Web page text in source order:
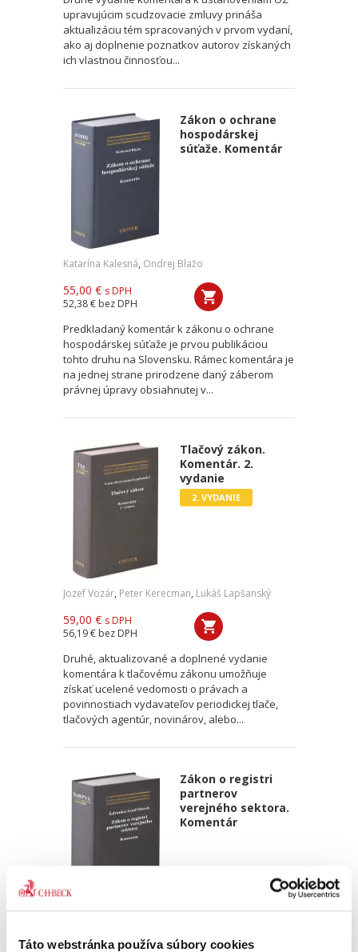
Táto webstránka používa súbory cookies
upravujúcim scudzovacie zmluvy prináša
aktualizáciu tém spracovaných v prvom vydaní,
ako aj doplnenie poznatkov autorov získaných
ich vlastnou činnosťou...
Zákon o ochrane
hospodárskej
súťaže. Komentár
Katarína Kalesná, Ondrej Blažo
55,00 € s DPH
52,38 € bez DPH
Predkladaný komentár k zákonu o ochrane
hospodárskej súťaže je prvou publikáciou
tohto druhu na Slovensku. Rámec komentára je
na jednej strane prirodzene daný záberom
právnej úpravy obsiahnutej v...
Tlačový zákon.
Komentár. 2.
vydanie
2. VYDANIE
Jozef Vozár, Peter Kerecman, Lukáš Lapšanský
59,00 € s DPH
56,19 € bez DPH
Druhé, aktualizované a doplnené vydanie
komentára k tlačovému zákonu umožňuje
získať ucelené vedomosti o právach a
povinnostiach vydavateľov periodickej tlače,
tlačových agentúr, novinárov, alebo...
Zákon o registri
partnerov
verejného sektora.
Komentár